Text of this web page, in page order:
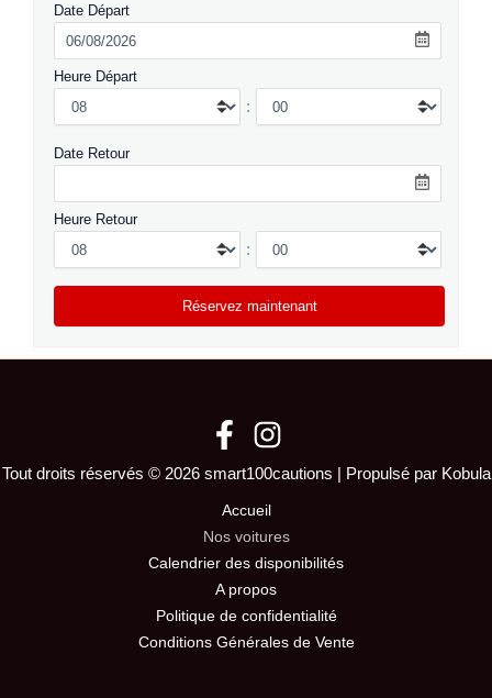
Date Départ
Heure Départ
:
Date Retour
Heure Retour
:
Tout droits réservés © 2026 smart100cautions | Propulsé par Kobula
Accueil
Nos voitures
Calendrier des disponibilités
A propos
Politique de confidentialité
Conditions Générales de Vente